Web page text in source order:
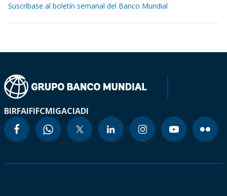
Suscríbase al boletín semanal del Banco Mundial
BIRFAIFIFCMIGACIADI